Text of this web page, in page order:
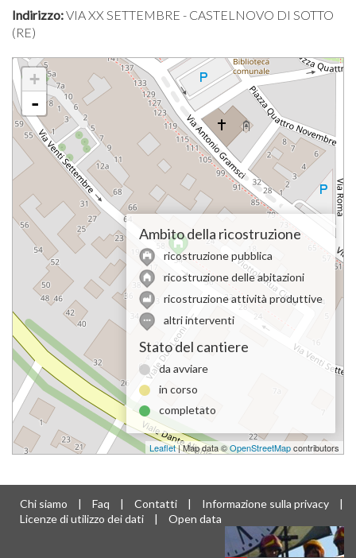
Indirizzo:VIA XX SETTEMBRE - CASTELNOVO DI SOTTO
(RE)
+
-
Ambito della ricostruzione
ricostruzione pubblica
ricostruzione delle abitazioni
ricostruzione attività produttive
altri interventi
Stato del cantiere
da avviare
in corso
completato
Leaflet| Map data ©OpenStreetMapcontributors
Chi siamo | Faq | Contatti | Informazione sulla privacy
|
Licenze di utilizzo dei dati
| Open data